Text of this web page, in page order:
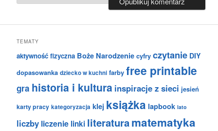
TEMATY
aktywność fizyczna Boże Narodzenie cyfry czytanie DIY
dopasowanka dziecko w kuchni farby free printable
gra historia i kultura inspiracje z sieci jesień
karty pracy kategoryzacja klej książka lapbook lato
liczby liczenie linki literaturamatematyka